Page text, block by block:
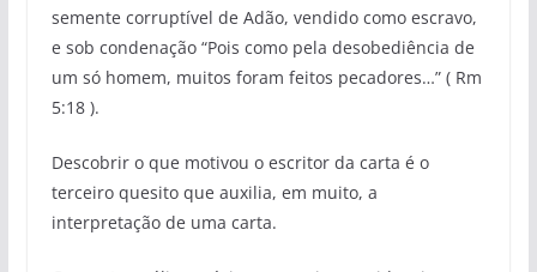
semente corruptível de Adão, vendido como escravo,
e sob condenação “Pois como pela desobediência de
um só homem, muitos foram feitos pecadores…” ( Rm
5:18 ).
Descobrir o que motivou o escritor da carta é o
terceiro quesito que auxilia, em muito, a
interpretação de uma carta.